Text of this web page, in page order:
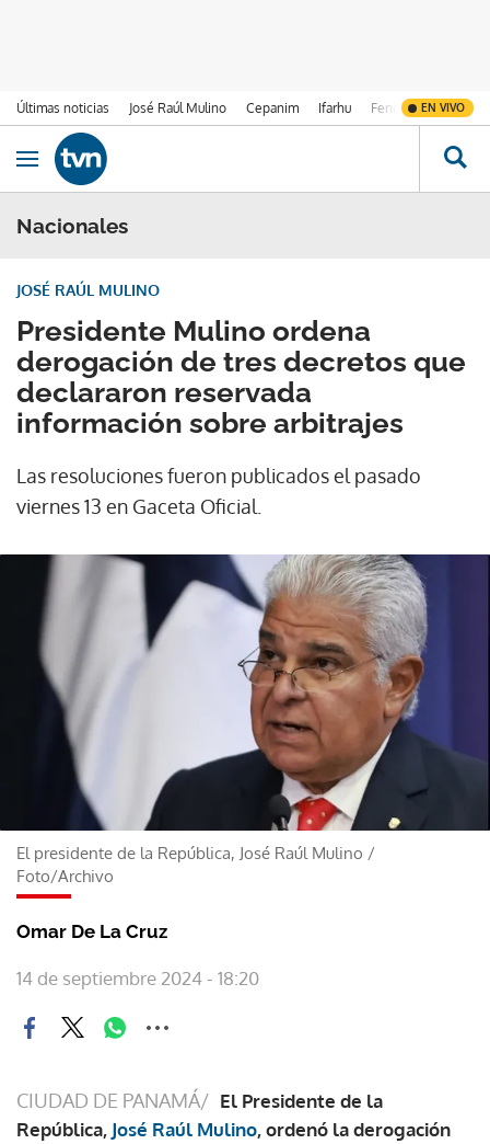
Últimas noticias José Raúl Mulino Cepanim Ifarhu Fenómeno de El
EN VIVO
Ir al contenido
Obrir navegació
Nacionales
Presidente Mulino ordena
derogación de tres decretos que
declararon reservada
información sobre arbitrajes
JOSÉ RAÚL MULINO
Las resoluciones fueron publicados el pasado
viernes 13 en Gaceta Oficial.
El presidente de la República, José Raúl Mulino /
Foto/Archivo
Omar De La Cruz
14 de septiembre 2024 - 18:20
CIUDAD DE PANAMÁ/ El Presidente de la
República, José Raúl Mulino, ordenó la derogación